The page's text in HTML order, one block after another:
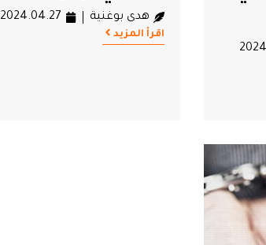
هدى بوغنية 2024.04.27
اقرأ المزيد